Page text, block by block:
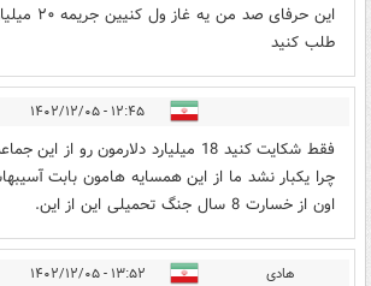
این حرفای
طلب کنید
۱۲:۴۵ - ۱۴۰۲/۱۲/۰۵
فقط شکایت کنید 18 میلیارد دلارمون رو
چرا یکبار نشد ما از این همسایه هامون بابت
اون از خسارت 8 سال جنگ تحمیلی این از این.
هادی ۱۳:۵۲ - ۱۴۰۲/۱۲/۰۵